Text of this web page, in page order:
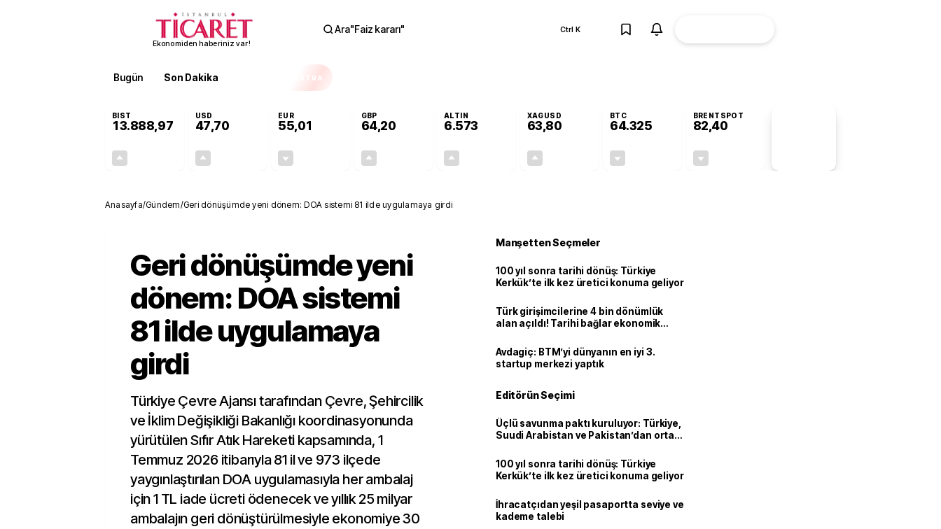
Ekonomiden haberiniz var!
Ara"Faiz kararı" Ctrl K
Bugün Son Dakika EKSTRA
BIST
13.888,97
USD
47,70
EUR
55,01
GBP
64,20
ALTIN
6.573
XAGUSD
63,80
BTC
64.325
BRENTSPOT
82,40
Anasayfa/Gündem/Geri dönüşümde yeni dönem: DOA sistemi 81 ilde uygulamaya girdi
Geri dönüşümde yeni
dönem: DOA sistemi
81 ilde uygulamaya
girdi
Türkiye Çevre Ajansı tarafından Çevre, Şehircilik
ve İklim Değişikliği Bakanlığı koordinasyonunda
yürütülen Sıfır Atık Hareketi kapsamında, 1
Temmuz 2026 itibarıyla 81 il ve 973 ilçede
yaygınlaştırılan DOA uygulamasıyla her ambalaj
için 1 TL iade ücreti ödenecek ve yıllık 25 milyar
ambalajın geri dönüştürülmesiyle ekonomiye 30
Manşetten Seçmeler
100 yıl sonra tarihi dönüş: Türkiye
Kerkük’te ilk kez üretici konuma geliyor
Türk girişimcilerine 4 bin dönümlük
alan açıldı! Tarihi bağlar ekonomik
Avdagiç: BTM’yi dünyanın en iyi 3.
startup merkezi yaptık
Editörün Seçimi
Üçlü savunma paktı kuruluyor: Türkiye,
Suudi Arabistan ve Pakistan’dan ortak
100 yıl sonra tarihi dönüş: Türkiye
Kerkük’te ilk kez üretici konuma geliyor
İhracatçıdan yeşil pasaportta seviye ve
kademe talebi